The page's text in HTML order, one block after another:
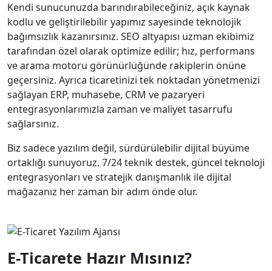
Kendi sunucunuzda barındırabileceğiniz, açık kaynak
kodlu ve geliştirilebilir yapımız sayesinde teknolojik
bağımsızlık kazanırsınız. SEO altyapısı uzman ekibimiz
tarafından özel olarak optimize edilir; hız, performans
ve arama motoru görünürlüğünde rakiplerin önüne
geçersiniz. Ayrıca ticaretinizi tek noktadan yönetmenizi
sağlayan ERP, muhasebe, CRM ve pazaryeri
entegrasyonlarımızla zaman ve maliyet tasarrufu
sağlarsınız.
Biz sadece yazılım değil, sürdürülebilir dijital büyüme
ortaklığı sunuyoruz. 7/24 teknik destek, güncel teknoloji
entegrasyonları ve stratejik danışmanlık ile dijital
mağazanız her zaman bir adım önde olur.
E-Ticarete Hazır Mısınız?